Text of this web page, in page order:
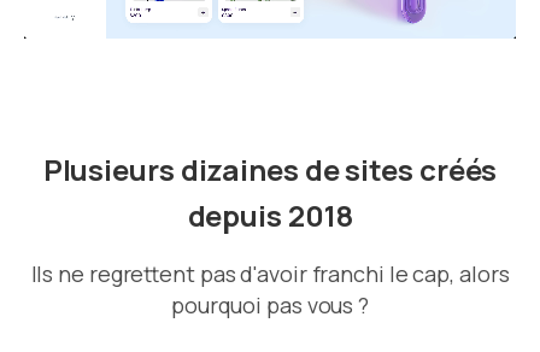
Plusieurs dizaines de sites créés
depuis 2018
Ils ne regrettent pas d'avoir franchi le cap, alors
pourquoi pas vous ?